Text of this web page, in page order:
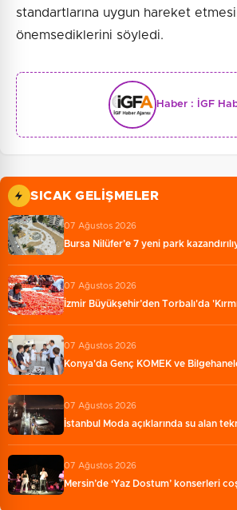
standartlarına uygun hareket
önemsediklerini söyledi.
Haber : İGF
SICAK GELIŞMELER
07 Ağustos 2026
Bursa Nilüfer’e 7 yeni park
07 Ağustos 2026
İzmir Büyükşehir’den Torbalı'da
07 Ağustos 2026
Konya'da Genç KOMEK ve
07 Ağustos 2026
İstanbul Moda açıklarında su alan
07 Ağustos 2026
Mersin’de ‘Yaz Dostum’ konserleri